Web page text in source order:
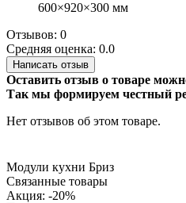
600×920×300 мм
Отзывов: 0
Средняя оценка: 0.0
Написать отзыв
Оставить отзыв о товаре
Так мы формируем честный
Нет отзывов об этом товаре.
Модули кухни Бриз
Связанные товары
Акция: -20%